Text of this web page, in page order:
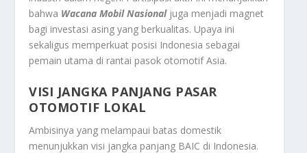
bahwa Wacana Mobil Nasionaljuga menjadi magnet
bagi investasi asing yang berkualitas. Upaya ini
sekaligus memperkuat posisi Indonesia sebagai
pemain utama di rantai pasok otomotif Asia.
VISI JANGKA PANJANG PASAR
OTOMOTIF LOKAL
Ambisinya yang melampaui batas domestik
menunjukkan visi jangka panjang BAIC di Indonesia.